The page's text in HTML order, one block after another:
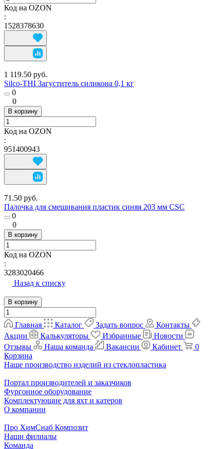
Код на OZON
:
1528378630
1 119.50 руб.
Silco-THI Загуститель силикона 0,1 кг
0
0
В корзину
Код на OZON
:
951400943
71.50 руб.
Палочка для смешивания пластик синяя 203 мм CSC
0
0
В корзину
Код на OZON
:
3283020466
Назад к списку
В корзину
Главная Каталог Задать вопрос
Контакты
Акции
Калькуляторы Избранные
Новости
Отзывы
Наша команда Вакансии Кабинет
0
Корзина
Наше производство изделий из стеклопластика
Портал производителей и заказчиков
Фургонное оборудование
Комплектующие для яхт и катеров
О компании
Про ХимСнаб Композит
Наши филиалы
Команда